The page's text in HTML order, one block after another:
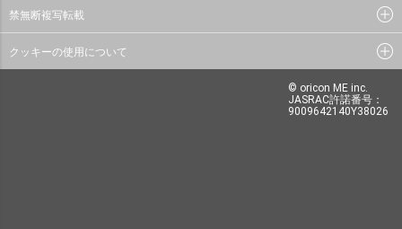
禁無断複写転載
クッキーの使用について
© oricon ME inc.
JASRAC許諾番号：
9009642140Y38026